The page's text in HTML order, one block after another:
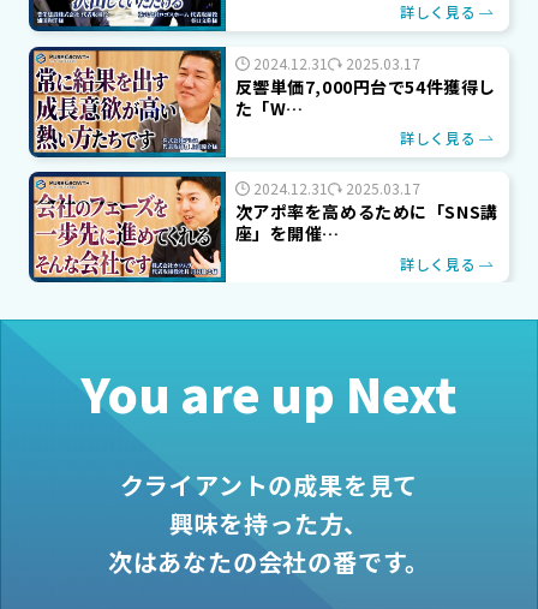
詳しく見る
2024.12.31 2025.03.17
反響単価7,000円台で54件獲得し
た「W…
詳しく見る
2024.12.31 2025.03.17
次アポ率を高めるために「SNS講
座」を開催…
詳しく見る
You are up Next
クライアントの成果を見て
興味を持った方、
次はあなたの会社の番です。